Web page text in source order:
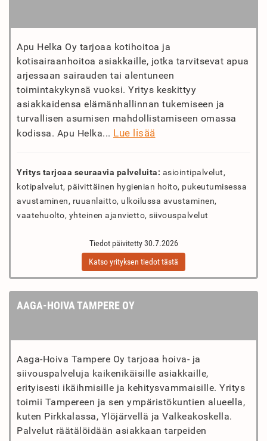
Apu Helka Oy tarjoaa kotihoitoa ja
kotisairaanhoitoa asiakkaille, jotka tarvitsevat apua
arjessaan sairauden tai alentuneen
toimintakykynsä vuoksi. Yritys keskittyy
asiakkaidensa elämänhallinnan tukemiseen ja
turvallisen asumisen mahdollistamiseen omassa
kodissa. Apu Helka... Lue lisää
Yritys tarjoaa seuraavia palveluita: asiointipalvelut,
kotipalvelut, päivittäinen hygienian hoito, pukeutumisessa
avustaminen, ruuanlaitto, ulkoilussa avustaminen,
vaatehuolto, yhteinen ajanvietto, siivouspalvelut
Tiedot päivitetty 30.7.2026
Katso yrityksen tiedot tästä
AAGA-HOIVA TAMPERE OY
Aaga-Hoiva Tampere Oy tarjoaa hoiva- ja
siivouspalveluja kaikenikäisille asiakkaille,
erityisesti ikäihmisille ja kehitysvammaisille. Yritys
toimii Tampereen ja sen ympäristökuntien alueella,
kuten Pirkkalassa, Ylöjärvellä ja Valkeakoskella.
Palvelut räätälöidään asiakkaan tarpeiden